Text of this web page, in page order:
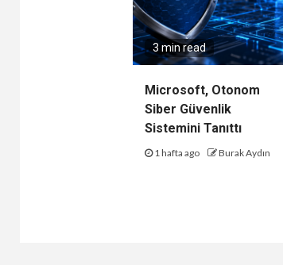
3 min read
Microsoft, Otonom
Siber Güvenlik
Sistemini Tanıttı
1 hafta ago Burak Aydın